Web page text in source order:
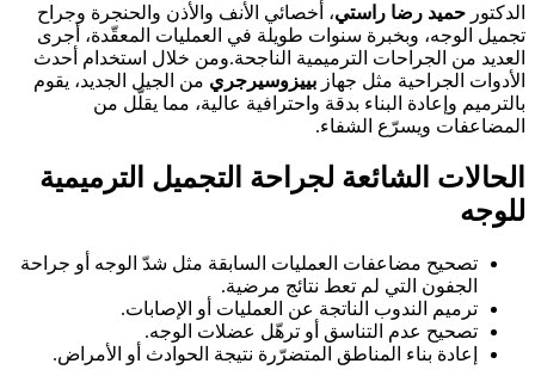
حميد رضا راستي، أخصائي الأنف والأذن والحنجرة وجراح
الوجه، وبخبرة سنوات طويلة في العمليات المعقّدة، أجرى
من الجراحات الترميمية الناجحة.ومن خلال استخدام أحدث
الجراحية مثل جهازبييزوسيرجري من الجيل الجديد، يقوم
وإعادة البناء بدقة واحترافية عالية، مما يقلّل من
ويسرّع الشفاء.
الشائعة لجراحة التجميل الترميمية
تصحيح مضاعفات العمليات السابقة مثل شدّ الوجه أو جراحة
الجفون التي لم تعط نتائج مرضية.
ترميم الندوب الناتجة عن العمليات أو الإصابات.
تصحيح عدم التناسق أو ترهّل عضلات الوجه.
إعادة بناء المناطق المتضرّرة نتيجة الحوادث أو الأمراض.